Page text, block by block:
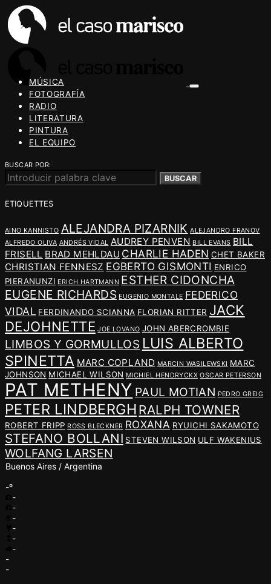
MÚSICA
FOTOGRAFÍA
RADIO
LITERATURA
PINTURA
EL EQUIPO
BUSCAR POR:
BUSCAR
ETIQUETTES
AINO KANNISTO ALEJANDRA PIZARNIK ALEJANDRO FRANOV
ALFREDO OLIVA ANDRÉS VIDAL AUDREY PENVEN BILL EVANS BILL
FRISELL BRAD MEHLDAU CHARLIE HADEN CHET BAKER
CHRISTIAN FENNESZ EGBERTO GISMONTI ENRICO
PIERANUNZI ERICH HARTMANN ESTHER CIDONCHA
EUGENE RICHARDS EUGENIO MONTALE FEDERICO
VIDAL FERDINANDO SCIANNA FLORIAN RITTER JACK
DEJOHNETTE JOE LOVANO JOHN ABERCROMBIE
LIMBOS Y GORMULLOS LUIS ALBERTO
SPINETTA MARC COPLAND MARCIN WASILEWSKI MARC
JOHNSON MICHAEL WILSON MICHIEL HENDRYCKX OSCAR PETERSON
PAT METHENY PAUL MOTIAN PEDRO GREIG
PETER LINDBERGH RALPH TOWNER
ROBERT FRIPP ROSS BLECKNER ROXANA RYUICHI SAKAMOTO
STEFANO BOLLANI STEVEN WILSON ULF WAKENIUS
WOLFANG LARSEN
Buenos Aires / Argentina
-º
-
-
-
-
-
-
-
-